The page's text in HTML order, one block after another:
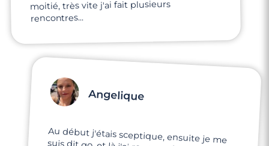
moitié, très vite j'ai fait plusieurs
rencontres...
Angelique
Au début j'étais sceptique, ensuite je me
suis dit go, et là j'ai rencontré quelqu'un de